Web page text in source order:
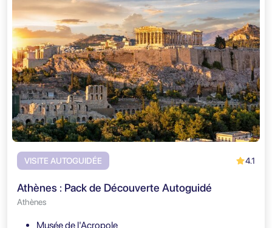
VISITE AUTOGUIDÉE 4.1
Athènes : Pack de Découverte Autoguidé
Athènes
Musée de l'Acropole